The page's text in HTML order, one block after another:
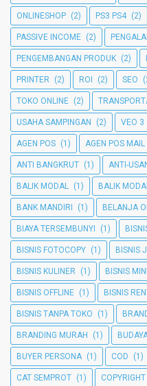
ONLINESHOP (2) PS3 PS4 (2)
PASSIVE INCOME (2)
PENGEMBANGAN PRODUK (2)
PRINTER (2) ROI (2) SEO
TOKO ONLINE (2)
USAHA SAMPINGAN (2) VEO 3
AGEN POS (1) AGEN POS MAIL
ANTI BANGKRUT (1) ANTI-
BALIK MODAL (1) BALIK
BANK MANDIRI (1) BELANJA
BIAYA TERSEMBUNYI (1)
BISNIS FOTOCOPY (1) BISNIS
BISNIS KULINER (1) BISNIS
BISNIS OFFLINE (1) BISNIS
BISNIS TANPA TOKO (1)
BRANDING MURAH (1)
BUYER PERSONA (1) COD (1)
CAT SEMPROT (1) COPYRIGHT